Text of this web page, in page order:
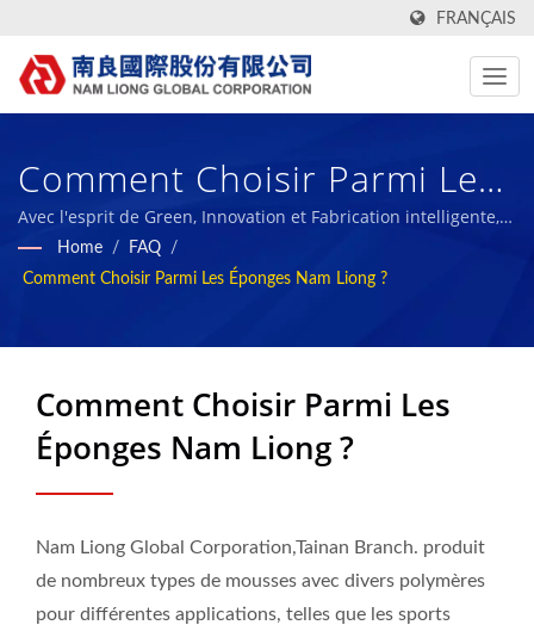
FRANÇAIS
Comment Choisir Parmi Les
Éponges Nam Liong ? /
Fabricant De Tissus Textiles
Avec l'esprit de Green, Innovation et Fabrication intelligente,
nous visons à devenir la référence de l'industrie durable des
matériaux composites et à partager nos réalisations avec nos
Home / FAQ
/
Comment Choisir Parmi Les Éponges Nam Liong ?
Comment Choisir Parmi Les
Éponges Nam Liong ?
Nam Liong Global Corporation,Tainan Branch. produit
de nombreux types de mousses avec divers polymères
pour différentes applications, telles que les sports